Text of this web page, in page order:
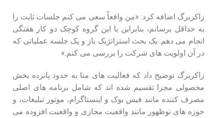
زاکربرگ اضافه کرد: «من واقعاً سعی می‌ کنم جلسات ثابت را
به حداقل برسانم، بنابراین با این گروه کوچک دو کار هفتگی
انجام می‌ دهم: یک بحث استراتژیک باز و یک جلسه عملیاتی که
در آن اولویت‌ های شرکت را بررسی می‌ کنم.»
زاکربرگ توضیح داد که فعالیت‌ های متا به حدود پانزده بخش
محصولی مجزا تقسیم شده‌ اند که شامل برنامه‌ های اصلی
مصرف‌ کننده مانند فیس‌ بوک و اینستاگرام، موتور تبلیغات، و
حوزه‌ های نوظهور مانند واقعیت مجازی و واقعیت افزوده می‌